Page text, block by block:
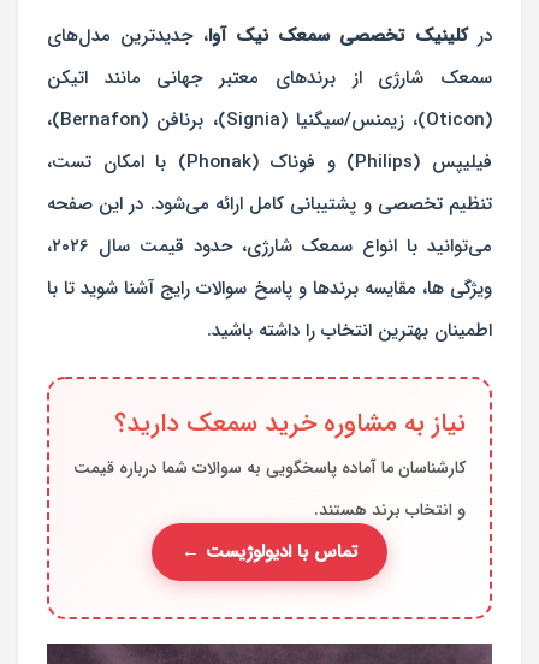
درکلینیک تخصصی سمعک نیک‌ آوا، جدیدترین مدل‌های
سمعک شارژی از برندهای معتبر جهانی مانند اتیکن
(Oticon)، زیمنس/سیگنیا (Signia)، برنافن (Bernafon)،
فیلیپس (Philips) و فوناک (Phonak) با امکان تست،
تنظیم تخصصی و پشتیبانی کامل ارائه می‌شود. در این صفحه
می‌توانید با انواع سمعک شارژی، حدود قیمت سال ۲۰۲۶،
ویژگی ها، مقایسه برندها و پاسخ سوالات رایج آشنا شوید تا با
اطمینان بهترین انتخاب را داشته باشید.
نیاز به مشاوره خرید سمعک دارید؟
کارشناسان ما آماده پاسخگویی به سوالات شما درباره قیمت
و انتخاب برند هستند.
تماس با ادیولوژیست ←